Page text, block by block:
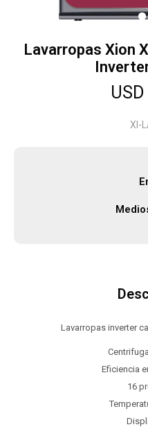
Lavarropas Xion
USD
XI-
Lavarropas inverter
Eficiencia
16
Bicicletas
Herramientas